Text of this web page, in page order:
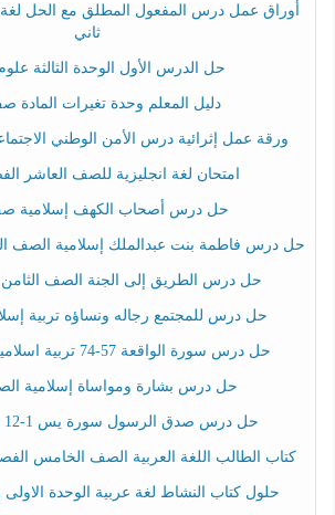
أوراق عمل درس المفعول المطلق مع الحل
ثاني
حل الدرس الأول الوحدة الثالثة
دليل المعلم وحدة تغيرات المادة
ورقة عمل إثرائية درس الأمن الوطني
امتحان لغة انجليزية للصف العاشر
حل درس أصحاب الكهف إسلامية
حل درس فاطمة بنت عبدالملك إسلامية الصف
حل درس الطريق إلى الجنة الصف الثامن
حل درس للمجتمع رجاله ونساؤه تربية
حل درس سورة الواقعة 57-74 تربية اسلامية الصف التاسع
حل درس بشارة ومواساة إسلامية
حل درس صدق الرسول سورة يس 1-12 إسلامية ثامن
كتاب الطالب اللغة العربية الصف الخامس الفصل الأول
حلول كتاب النشاط لغة عربية الوحدة الاولى